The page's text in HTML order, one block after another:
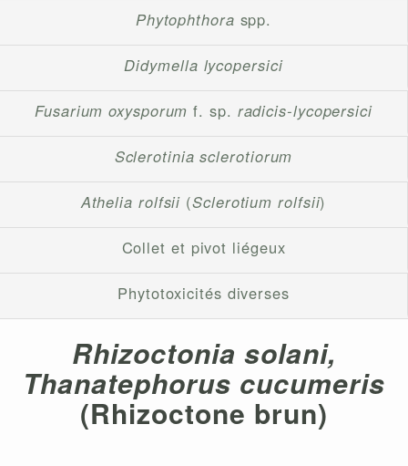
Phytophthora spp.
Didymella lycopersici
Fusarium oxysporum f. sp. radicis-lycopersici
Sclerotinia sclerotiorum
Athelia rolfsii (Sclerotium rolfsii)
Collet et pivot liégeux
Phytotoxicités diverses
Rhizoctonia solani,
Thanatephorus cucumeris
(Rhizoctone brun)